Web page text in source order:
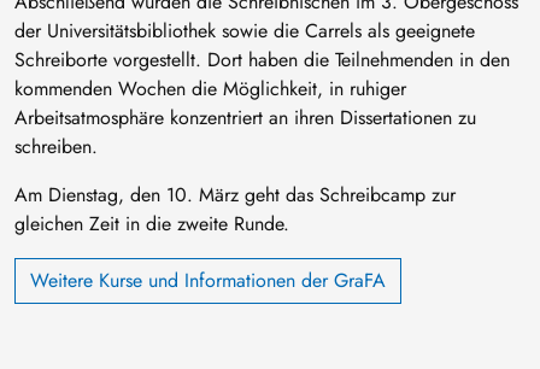
der Universitätsbibliothek sowie die Carrels als geeignete
Schreiborte vorgestellt. Dort haben die Teilnehmenden in den
kommenden Wochen die Möglichkeit, in ruhiger
Arbeitsatmosphäre konzentriert an ihren Dissertationen zu
schreiben.
Am Dienstag, den 10. März geht das Schreibcamp zur
gleichen Zeit in die zweite Runde.
Weitere Kurse und Informationen der GraFA